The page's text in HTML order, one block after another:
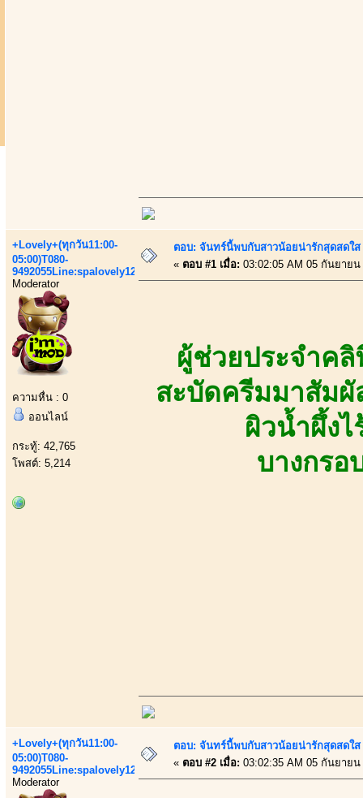
+Lovely+(ทุกวัน11:00-
05:00)T080-
9492055Line:spalovely123
Moderator
ความหื่น : 0
ออนไลน์
กระทู้: 42,765
โพสต์: 5,214
ตอบ: จันทร์นี้พบกับสาวน้อยน่ารักสุดสดใส
« ตอบ #1 เมื่อ: 03:02:05 AM 05 กันยายน
ผู้ช่วยประจำค
สะบัดครีมมาสัมผั
ผิวน้ำผึ้ง
บางกรอ
+Lovely+(ทุกวัน11:00-
05:00)T080-
9492055Line:spalovely123
Moderator
ตอบ: จันทร์นี้พบกับสาวน้อยน่ารักสุดสดใส
« ตอบ #2 เมื่อ: 03:02:35 AM 05 กันยายน